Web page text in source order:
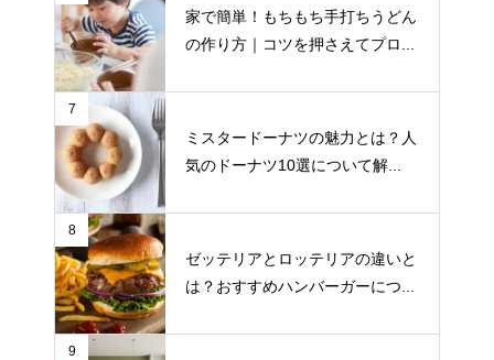
家で簡単！もちもち手打ちうどん
の作り方｜コツを押さえてプロ...
7
ミスタードーナツの魅力とは？人
気のドーナツ10選について解...
8
ゼッテリアとロッテリアの違いと
は？おすすめハンバーガーにつ...
9